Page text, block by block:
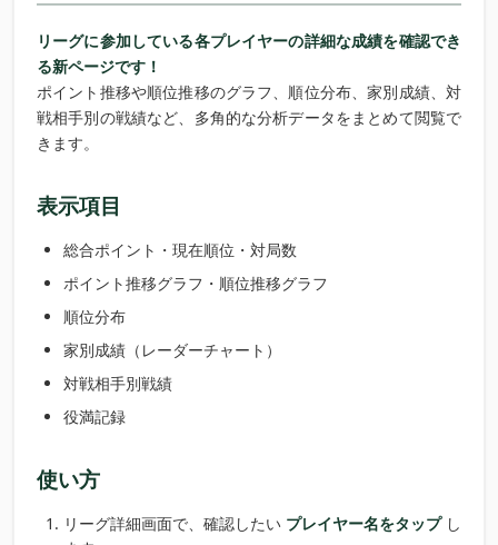
リーグに参加している各プレイヤーの詳細な成績を確認でき
る新ページです！
ポイント推移や順位推移のグラフ、順位分布、家別成績、対
戦相手別の戦績など、多角的な分析データをまとめて閲覧で
きます。
表示項目
総合ポイント・現在順位・対局数
ポイント推移グラフ・順位推移グラフ
順位分布
家別成績（レーダーチャート）
対戦相手別戦績
役満記録
使い方
リーグ詳細画面で、確認したい プレイヤー名をタップし